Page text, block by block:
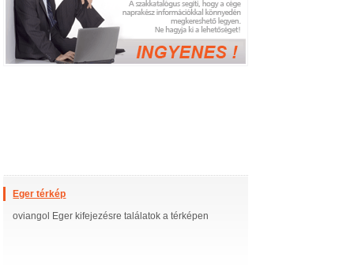
Eger térkép
oviangol Eger kifejezésre találatok a térképen